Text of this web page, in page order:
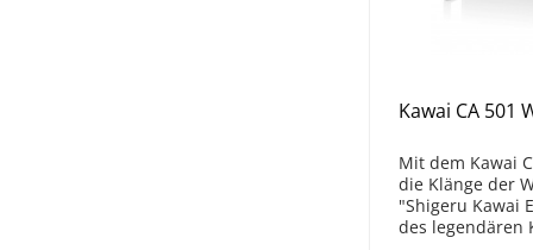
Kawai CA 501
Mit dem Kawai
die Klänge der
"Shigeru Kawai
des legendären